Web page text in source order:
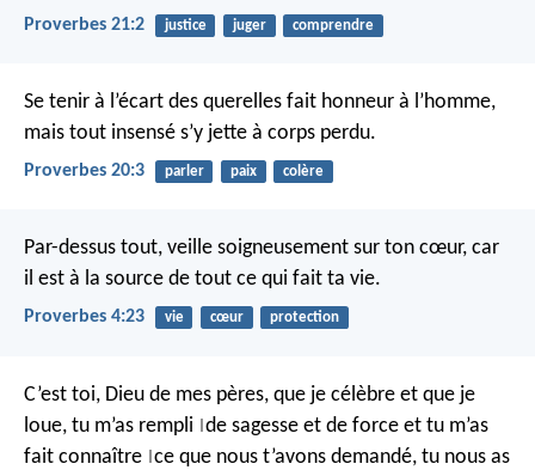
Proverbes 21:2 justice juger comprendre
Se tenir à l’écart des querelles fait honneur à l’homme,
mais tout insensé s’y jette à corps perdu.
Proverbes 20:3 parler paix colère
Par-dessus tout, veille soigneusement sur ton cœur, car
il est à la source de tout ce qui fait ta vie.
Proverbes 4:23 vie cœur protection
C’est toi, Dieu de mes pères, que je célèbre et que je
loue, tu m’as rempli de sagesse et de force et tu m’as
fait connaître ce que nous t’avons demandé, tu nous as